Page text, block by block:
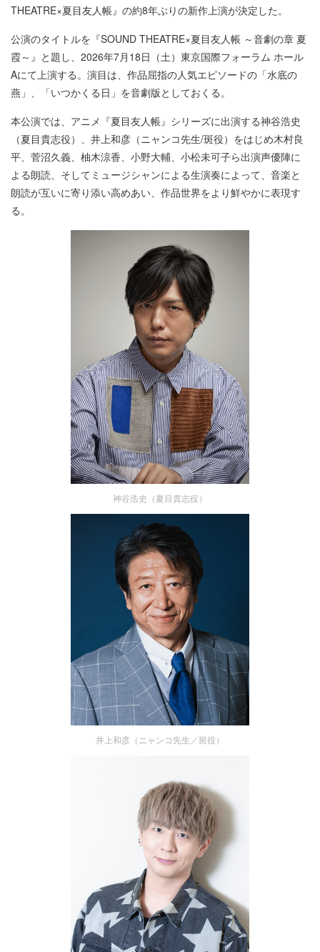
THEATRE×夏目友人帳』の約8年ぶりの新作上演が決定した。
公演のタイトルを『SOUND THEATRE×夏目友人帳 ～音劇の章 夏
霞～』と題し、2026年7月18日（土）東京国際フォーラム ホール
Aにて上演する。演目は、作品屈指の人気エピソードの「水底の
燕」、「いつかくる日」を音劇版としておくる。
本公演では、アニメ『夏目友人帳』シリーズに出演する神谷浩史
（夏目貴志役）、井上和彦（ニャンコ先生/斑役）をはじめ木村良
平、菅沼久義、柚木涼香、小野大輔、小松未可子ら出演声優陣に
よる朗読、そしてミュージシャンによる生演奏によって、音楽と
朗読が互いに寄り添い高めあい、作品世界をより鮮やかに表現す
る。
神谷浩史（夏目貴志役）
井上和彦（ニャンコ先生／斑役）